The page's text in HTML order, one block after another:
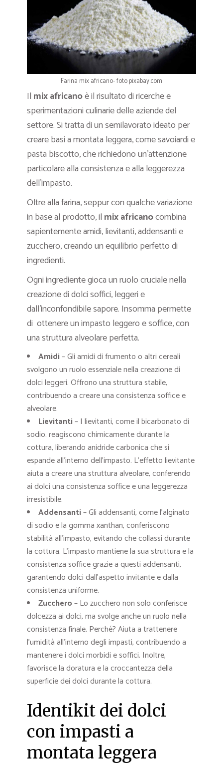
Farina mix africano- foto pixabay.com
Il mix africanoè il risultato di ricerche e
sperimentazioni culinarie delle aziende del
settore. Si tratta di un semilavorato ideato per
creare basi a montata leggera, come savoiardi e
pasta biscotto, che richiedono un’attenzione
particolare alla consistenza e alla leggerezza
dell’impasto.
Oltre alla farina, seppur con qualche variazione
in base al prodotto, il mix africanocombina
sapientemente amidi, lievitanti, addensanti e
zucchero, creando un equilibrio perfetto di
ingredienti.
Ogni ingrediente gioca un ruolo cruciale nella
creazione di dolci soffici, leggeri e
dall’inconfondibile sapore. Insomma permette
di ottenere un impasto leggero e soffice, con
una struttura alveolare perfetta.
Amidi– Gli amidi di frumento o altri cereali
svolgono un ruolo essenziale nella creazione di
dolci leggeri. Offrono una struttura stabile,
contribuendo a creare una consistenza soffice e
alveolare.
Lievitanti– I lievitanti, come il bicarbonato di
sodio. reagiscono chimicamente durante la
cottura, liberando anidride carbonica che si
espande all’interno dell’impasto. L’effetto lievitante
aiuta a creare una struttura alveolare, conferendo
ai dolci una consistenza soffice e una leggerezza
irresistibile.
Addensanti– Gli addensanti, come l’alginato
di sodio e la gomma xanthan, conferiscono
stabilità all’impasto, evitando che collassi durante
la cottura. L’impasto mantiene la sua struttura e la
consistenza soffice grazie a questi addensanti,
garantendo dolci dall’aspetto invitante e dalla
consistenza uniforme.
Zucchero– Lo zucchero non solo conferisce
dolcezza ai dolci, ma svolge anche un ruolo nella
consistenza finale. Perché? Aiuta a trattenere
l’umidità all’interno degli impasti, contribuendo a
mantenere i dolci morbidi e soffici. Inoltre,
favorisce la doratura e la croccantezza della
superficie dei dolci durante la cottura.
Identikit dei dolci
con impasti a
montata leggera